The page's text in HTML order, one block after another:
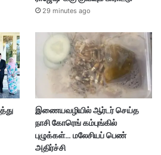
29 minutes ago
இணையவழியில் ஆர்டர் செய்த
நாசி கோரெங் கம்புங்கில்
புழுக்கள்… மலேசியப் பெண்
அதிர்ச்சி